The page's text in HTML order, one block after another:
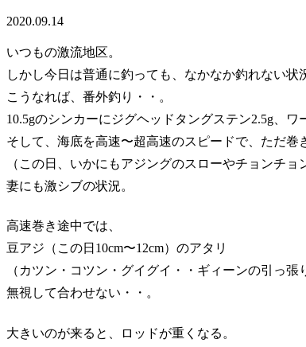
2020.09.14
いつもの激流地区。
しかし今日は普通に釣っても、なかなか釣れない状
こうなれば、番外釣り・・。
10.5gのシンカーにジグヘッドタングステン2.5g、ワ
そして、海底を高速〜超高速のスピードで、ただ巻
（この日、いかにもアジングのスローやチョンチョ
妻にも激シブの状況。
高速巻き途中では、
豆アジ（この日10cm〜12cm）のアタリ
（カツン・コツン・グイグイ・・ギィーンの引っ張
無視して合わせない・・。
大きいのが来ると、ロッドが重くなる。